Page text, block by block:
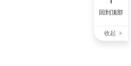
回到顶部
收起